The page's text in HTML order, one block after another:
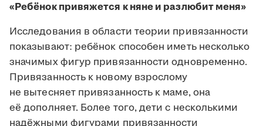
«Ребёнок привяжется к няне и разлюбит меня»
Исследования в области теории привязанности
показывают: ребёнок способен иметь несколько
значимых фигур привязанности одновременно.
Привязанность к новому взрослому
не вытесняет привязанность к маме, она
её дополняет. Более того, дети с несколькими